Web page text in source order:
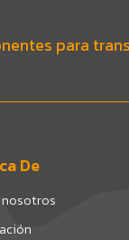
para
De
nosotros